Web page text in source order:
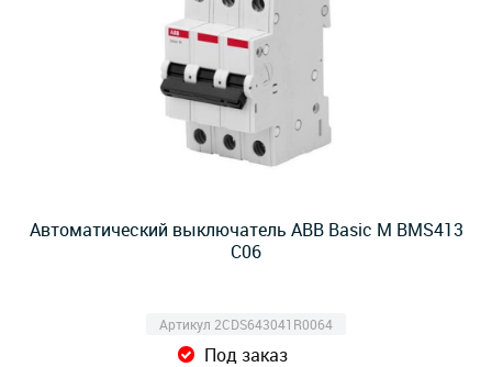
Автоматический выключатель ABB Basic M BMS413
C06
Артикул 2CDS643041R0064
Под заказ